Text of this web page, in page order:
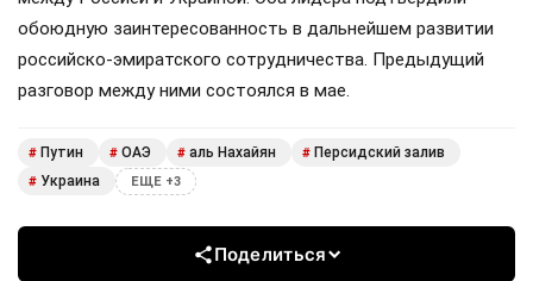
обоюдную заинтересованность в дальнейшем развитии
российско-эмиратского сотрудничества. Предыдущий
разговор между ними состоялся в мае.
# Путин # ОАЭ # аль Нахайян # Персидский залив
# Украина ЕЩЕ +3
Поделиться